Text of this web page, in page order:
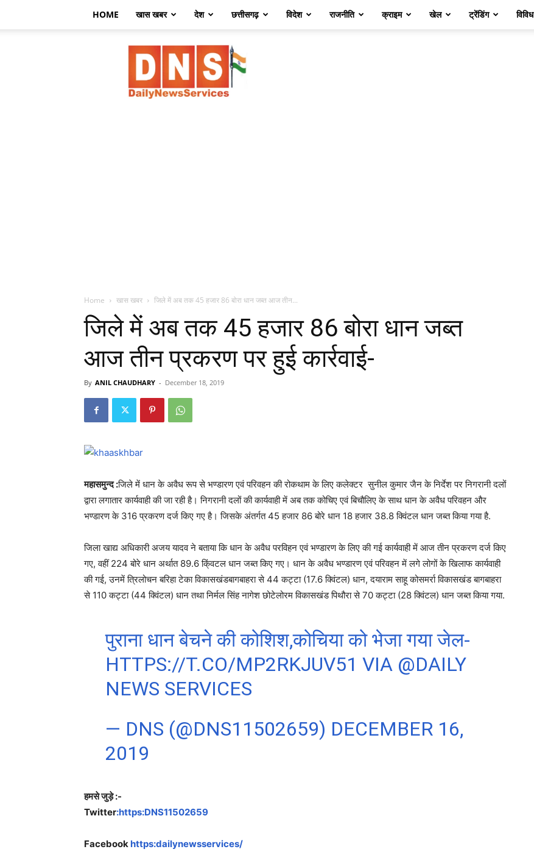
HOME खास खबर देश छत्तीसगढ़ विदेश राजनीति क्राइम खेल ट्रेंडिंग विविध
Home खास खबर जिले में अब तक 45 हजार 86 बोरा धान जब्त आज तीन...
जिले में अब तक 45 हजार 86 बोरा धान जब्त
आज तीन प्रकरण पर हुई कार्रवाई-
By ANIL CHAUDHARY - December 18, 2019
महासमुन्द :जिले में धान के अवैध रूप से भण्डारण एवं परिवहन की रोकथाम के लिए कलेक्टर सुनील कुमार जैन के निर्देश पर निगरानी दलों
द्वारा लगातार कार्यवाही की जा रही है। निगरानी दलों की कार्यवाही में अब तक कोचिए एवं बिचौलिए के साथ धान के अवैध परिवहन और
भण्डारण के 316 प्रकरण दर्ज किए गए है। जिसके अंतर्गत 45 हजार 86 बोरे धान 18 हजार 38.8 क्विंटल धान जब्त किया गया है.
जिला खाद्य अधिकारी अजय यादव ने बताया कि धान के अवैध परविहन एवं भण्डारण के लिए की गई कार्यवाही में आज तीन प्रकरण दर्ज किए
गए, वहीं 224 बोरे धान अर्थात 89.6 कि्ंवटल धान जब्त किए गए। धान के अवैध भण्डारण एवं परिवहन में लगे लोगों के खिलाफ कार्यवाही
की गई, उनमें त्रिलोचन बरिहा टेका विकासखंडबागबाहरा से 44 कट्टा (17.6 क्विंटल) धान, दयाराम साहू कोसमर्रा विकासखंड बागबाहरा
से 110 कट्टा (44 क्विंटल) धान तथा निर्मल सिंह नागेश छोटेलोरम विकासखंड पिथौरा से 70 कट्टा (28 क्विंटल) धान जब्त किया गया.
पुराना धान बेचने की कोशिश,कोचिया को भेजा गया जेल-
HTTPS://T.CO/MP2RKJUV51 VIA @DAILY
NEWS SERVICES
— DNS (@DNS11502659) DECEMBER 16,
2019
हमसे जुड़े :-
Twitter:https:DNS11502659
Facebook https:dailynewsservices/